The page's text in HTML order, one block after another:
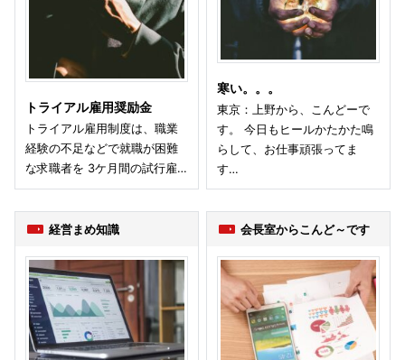
トライアル雇用奨励金
トライアル雇用制度は、職業
経験の不足などで就職が困難
な求職者を 3ケ月間の試行雇…
寒い。。。
東京：上野から、こんどーで
す。 今日もヒールかたかた鳴
らして、お仕事頑張ってま
す…
経営まめ知識 会長室からこんど～です